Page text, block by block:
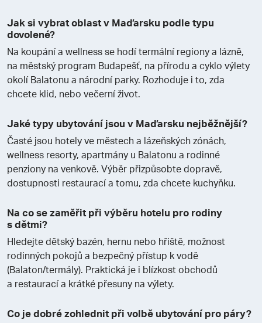
Jak si vybrat oblast v Maďarsku podle typu
dovolené?
Na koupání a wellness se hodí termální regiony a lázně,
na městský program Budapešť, na přírodu a cyklo výlety
okolí Balatonu a národní parky. Rozhoduje i to, zda
chcete klid, nebo večerní život.
Jaké typy ubytování jsou v Maďarsku nejběžnější?
Časté jsou hotely ve městech a lázeňských zónách,
wellness resorty, apartmány u Balatonu a rodinné
penziony na venkově. Výběr přizpůsobte dopravě,
dostupnosti restaurací a tomu, zda chcete kuchyňku.
Na co se zaměřit při výběru hotelu pro rodiny
s dětmi?
Hledejte dětský bazén, hernu nebo hřiště, možnost
rodinných pokojů a bezpečný přístup k vodě
(Balaton/termály). Praktická je i blízkost obchodů
a restaurací a krátké přesuny na výlety.
Co je dobré zohlednit při volbě ubytování pro páry?